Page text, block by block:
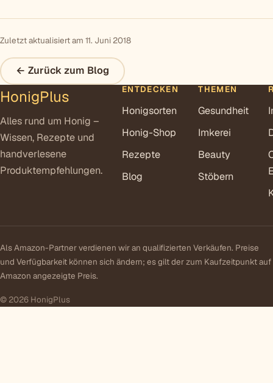
Zuletzt aktualisiert am 11. Juni 2018
← Zurück zum Blog
HonigPlus
Alles rund um Honig –
Wissen, Rezepte und
handverlesene
Produktempfehlungen.
ENTDECKEN
Honigsorten
Honig-Shop
Rezepte
Blog
THEMEN
Gesundheit
Imkerei
Beauty
Stöbern
Als Amazon-Partner verdienen wir an qualifizierten Verkäufen. Preise
und Verfügbarkeit können sich ändern; es gilt der zum Kaufzeitpunkt auf
Amazon angezeigte Preis.
© 2026 HonigPlus